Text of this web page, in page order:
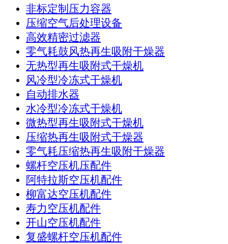
非标定制压力容器
压缩空气后处理设备
高效精密过滤器
零气耗鼓风热再生吸附干燥器
无热型再生吸附式干燥机
风冷型冷冻式干燥机
自动排水器
水冷型冷冻式干燥机
微热型再生吸附式干燥机
压缩热再生吸附式干燥器
零气耗压缩热再生吸附干燥器
螺杆空压机压配件
阿特拉斯空压机配件
柳富达空压机配件
寿力空压机配件
开山空压机配件
复盛螺杆空压机配件